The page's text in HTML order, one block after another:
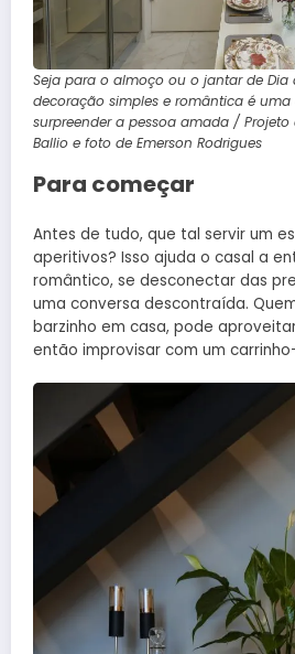
Seja para o almoço ou o jantar de Dia
decoração simples e romântica é uma
surpreender a pessoa amada /
Ballio e foto de Emerson Rodrigues
Para começar
Antes de tudo, que tal servir um
aperitivos? Isso ajuda o casal a
romântico, se desconectar das
uma conversa descontraída.
barzinho em casa, pode
então improvisar com um